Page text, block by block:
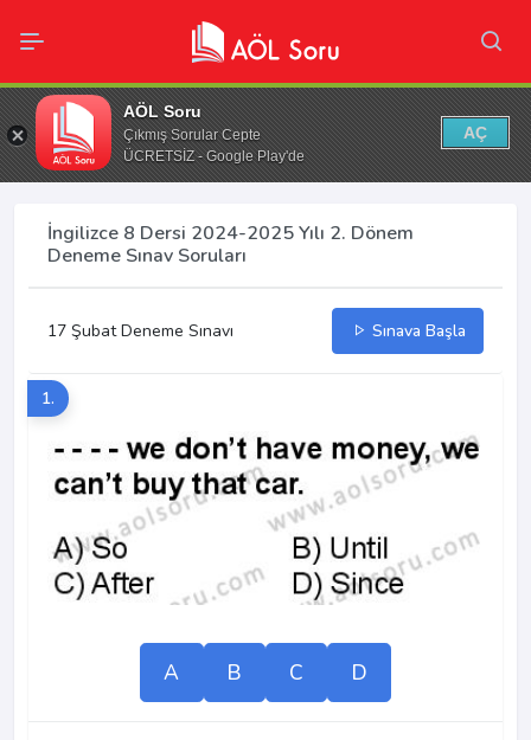
AÖL Soru
Çıkmış Sorular Cepte
ÜCRETSİZ - Google Play'de
AÇ
İngilizce 8 Dersi 2024-2025 Yılı 2. Dönem
Deneme Sınav Soruları
17 Şubat Deneme Sınavı Sınava Başla
1.
A B C D